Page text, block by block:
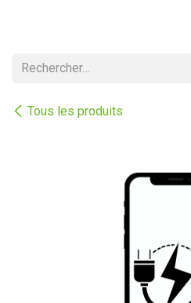
Tous les produits